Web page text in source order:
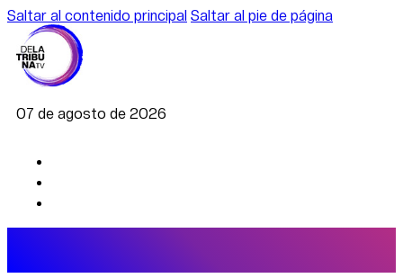
Saltar al contenido principal Saltar al pie de página
07 de agosto de 2026